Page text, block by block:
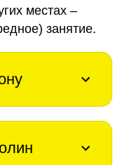
местах –
занятие.